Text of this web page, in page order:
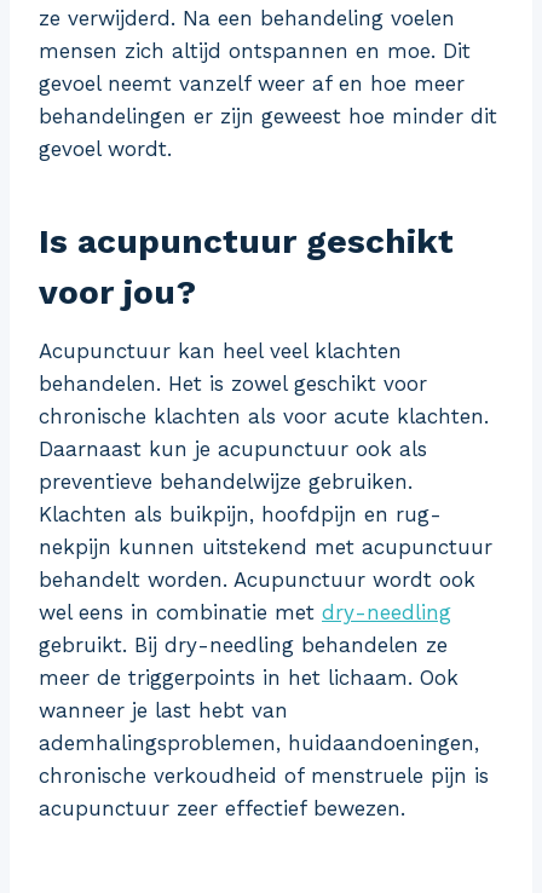
ze verwijderd. Na een behandeling voelen
mensen zich altijd ontspannen en moe. Dit
gevoel neemt vanzelf weer af en hoe meer
behandelingen er zijn geweest hoe minder dit
gevoel wordt.
Is acupunctuur geschikt
voor jou?
Acupunctuur kan heel veel klachten
behandelen. Het is zowel geschikt voor
chronische klachten als voor acute klachten.
Daarnaast kun je acupunctuur ook als
preventieve behandelwijze gebruiken.
Klachten als buikpijn, hoofdpijn en rug-
nekpijn kunnen uitstekend met acupunctuur
behandelt worden. Acupunctuur wordt ook
wel eens in combinatie met dry-needling
gebruikt. Bij dry-needling behandelen ze
meer de triggerpoints in het lichaam. Ook
wanneer je last hebt van
ademhalingsproblemen, huidaandoeningen,
chronische verkoudheid of menstruele pijn is
acupunctuur zeer effectief bewezen.